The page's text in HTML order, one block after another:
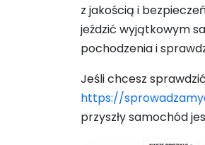
z jakością i
jeździć wyjątkowym
pochodzenia i
Jeśli chcesz
https://
przyszły samochód